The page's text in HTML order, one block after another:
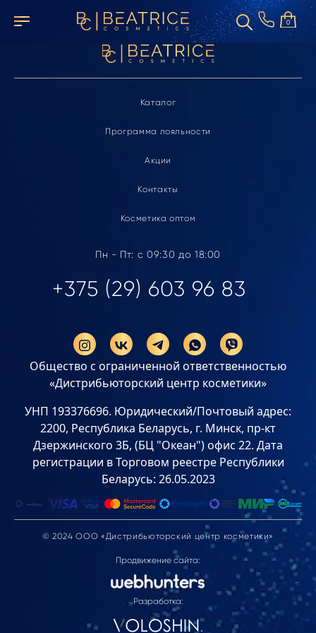
0
Элемент не найден
Каталог
Программа лояльности
Акции
Контакты
Косметика оптом
Пн - Пт: с 09:30 до 18:00
+375 (29) 603 96 83
Общество с ограниченной ответственностью
«Дистрибьюторский центр косметики»
УНП 193376696. Юридический/Почтовый адрес:
2200, Республика Беларусь, г. Минск, пр-кт
Дзержинского 3Б, (БЦ "Океан") офис 22. Дата
регистрации в Торговом реестре Республики
Беларусь: 26.05.2023
© 2024 ООО «Дистрибьюторский центр косметики»
Продвижение сайта:
Разработка: